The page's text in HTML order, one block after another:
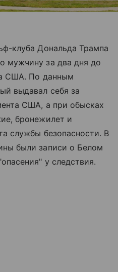
клуба Дональда Трампа
мужчину за два дня до
США. По данным
выдавал себя за
США, а при обысках
бронежилет и
службы безопасности. В
были записи о Белом
у следствия.